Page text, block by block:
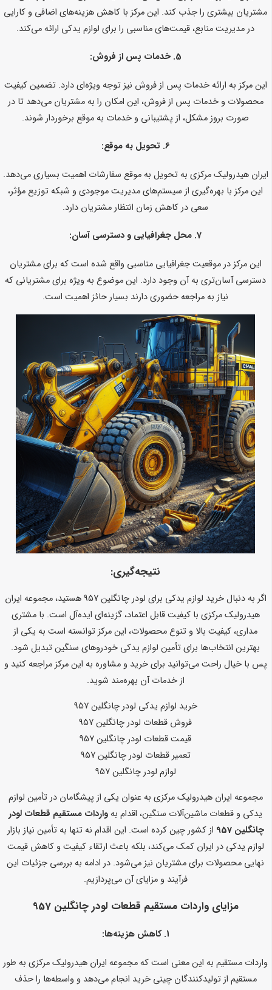
مشتریان بیشتری را جذب کند. این مرکز با کاهش هزینه‌های اضافی و کارایی
در مدیریت منابع، قیمت‌های مناسبی را برای لوازم یدکی ارائه می‌کند.
5. خدمات پس از فروش:
این مرکز به ارائه خدمات پس از فروش نیز توجه ویژه‌ای دارد. تضمین کیفیت
محصولات و خدمات پس از فروش، این امکان را به مشتریان می‌دهد تا در
صورت بروز مشکل، از پشتیبانی و خدمات به موقع برخوردار شوند.
6. تحویل به موقع:
ایران هیدرولیک مرکزی به تحویل به موقع سفارشات اهمیت بسیاری می‌دهد.
این مرکز با بهره‌گیری از سیستم‌های مدیریت موجودی و شبکه توزیع مؤثر،
سعی در کاهش زمان انتظار مشتریان دارد.
7. محل جغرافیایی و دسترسی آسان:
این مرکز در موقعیت جغرافیایی مناسبی واقع شده است که برای مشتریان
دسترسی آسان‌تری به آن وجود دارد. این موضوع به ویژه برای مشتریانی که
نیاز به مراجعه حضوری دارند بسیار حائز اهمیت است.
نتیجه‌گیری:
اگر به دنبال خرید لوازم یدکی برای لودر چانگلین 957 هستید، مجموعه ایران
هیدرولیک مرکزی با کیفیت قابل اعتماد، گزینه‌ای ایده‌آل است. با مشتری
مداری، کیفیت بالا و تنوع محصولات، این مرکز توانسته است به یکی از
بهترین انتخاب‌ها برای تأمین لوازم یدکی خودروهای سنگین تبدیل شود.
پس با خیال راحت می‌توانید برای خرید و مشاوره به این مرکز مراجعه کنید و
از خدمات آن بهره‌مند شوید.
خرید لوازم یدکی لودر چانگلین 957
فروش قطعات لودر چانگلین 957
قیمت قطعات لودر چانگلین 957
تعمیر قطعات لودر چانگلین 957
لوازم لودر چانگلین 957
مجموعه ایران هیدرولیک مرکزی به عنوان یکی از پیشگامان در تأمین لوازم
یدکی و قطعات ماشین‌آلات سنگین، اقدام بهواردات مستقیم قطعات لودر
چانگلین 957
از کشور چین کرده است. این اقدام نه تنها به تأمین نیاز بازار
لوازم یدکی در ایران کمک می‌کند، بلکه باعث ارتقاء کیفیت و کاهش قیمت
نهایی محصولات برای مشتریان نیز می‌شود. در ادامه به بررسی جزئیات این
فرآیند و مزایای آن می‌پردازیم.
مزایای واردات مستقیم قطعات لودر چانگلین 957
1. کاهش هزینه‌ها:
واردات مستقیم به این معنی است که مجموعه ایران هیدرولیک مرکزی به طور
مستقیم از تولیدکنندگان چینی خرید انجام می‌دهد و واسطه‌ها را حذف